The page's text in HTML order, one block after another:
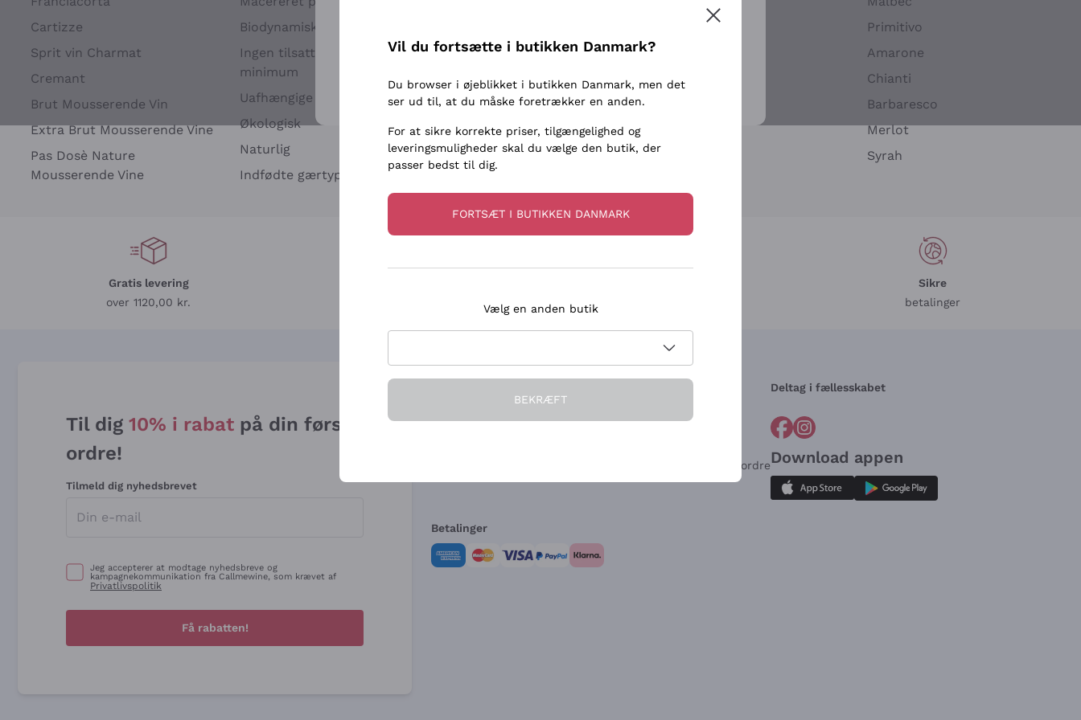
Cartizze
Sprit vin Charmat
Cremant
Brut Mousserende Vin
Extra Brut Mousserende Vine
Pas Dosè Nature
Mousserende Vine
Biodynamisk
Ingen tilsatte sulfitter eller
minimum
Uafhængige Vinavlere
Økologisk
Naturlig
Indfødte gærtyper
Biondi Santi
Franz Haas
Argiolas
Zenato
Ca' dei Frati
Ribolla Gialla
Sauvignon
Primitivo
Amarone
Chianti
Barbaresco
Merlot
Syrah
Gratis levering
over 1120,00 kr.
Sikre
betalinger
Til dig 10% i rabat på din første
ordre!
Tilmeld dig nyhedsbrevet
Jeg accepterer at modtage nyhedsbreve og
kampagnekommunikation fra Callmewine, som krævet af
Privatlivspolitik
Få rabatten!
Hvem vi er
Kundeservice
Fortrydelsesformular for ordre
Deltag i fællesskabet
Download appen
Betalinger
Tilmeld
For flere oplysninger, læs voresPrivatlivspolitik
Vil du fortsætte i butikken Danmark?
Du browser i øjeblikket i butikken Danmark, men det
ser ud til, at du måske foretrækker en anden.
For at sikre korrekte priser, tilgængelighed og
leveringsmuligheder skal du vælge den butik, der
passer bedst til dig.
FORTSÆT I BUTIKKEN DANMARK
Vælg en anden butik
BEKRÆFT